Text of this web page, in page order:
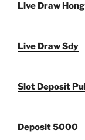
Live Draw
Live Draw Sdy
Slot Deposit
Deposit 5000